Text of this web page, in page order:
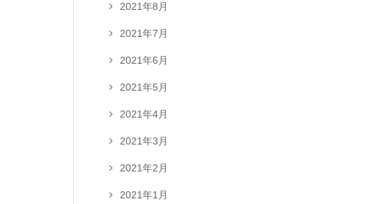
2021年8月
2021年7月
2021年6月
2021年5月
2021年4月
2021年3月
2021年2月
2021年1月